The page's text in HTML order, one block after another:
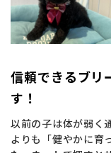
江里川さん、本当に
【BreederFamiliesへ
にいろいろな方がい
ダーさんを見つけれ
でした。
ChatGPTに相談し
イトを見てすぐに
信頼できるブリ
す！
以前の子は体が弱く
よりも「健やかに育